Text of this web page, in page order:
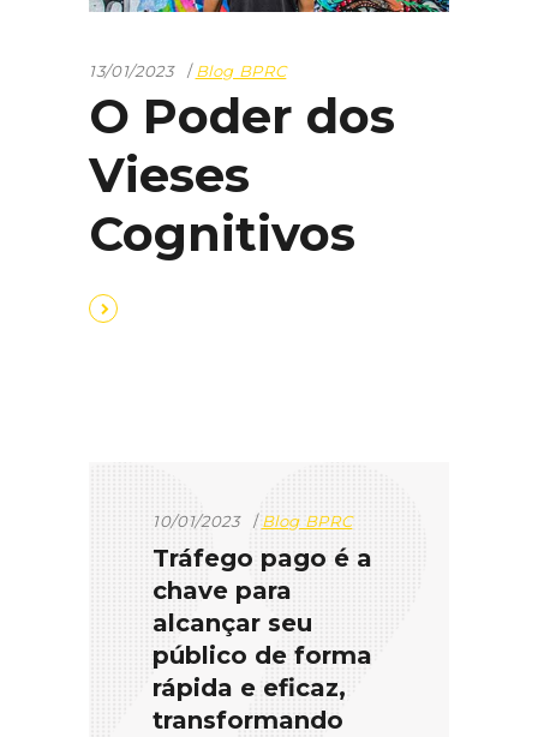
13/01/2023 Blog BPRC
O Poder dos
Vieses
Cognitivos
10/01/2023 Blog BPRC
Tráfego pago é a
chave para
alcançar seu
público de forma
rápida e eficaz,
transformando